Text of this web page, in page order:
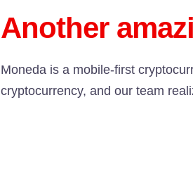
Another
Moneda is a mobile-first
cryptocurrency, and our team